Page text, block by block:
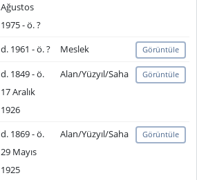
Ağustos
1975 - ö. ?
d. 1961 - ö. ? Meslek Görüntüle
d. 1849 - ö.
17 Aralık
1926
Alan/Yüzyıl/Saha Görüntüle
d. 1869 - ö.
29 Mayıs
1925
Alan/Yüzyıl/Saha Görüntüle